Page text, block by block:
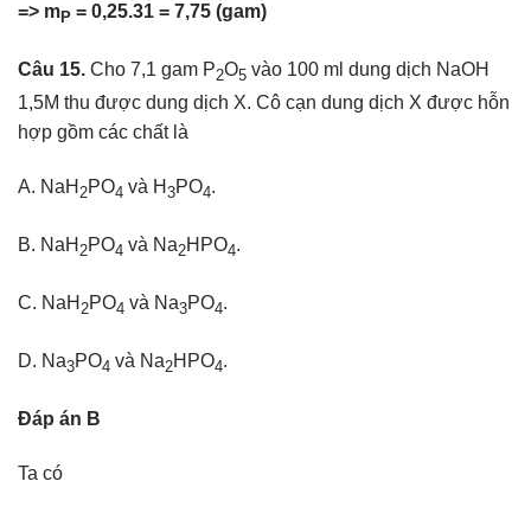
=> mP = 0,25.31 = 7,75 (gam)
Câu 15. Cho 7,1 gam P2O5 vào 100 ml dung dịch NaOH
1,5M thu được dung dịch X. Cô cạn dung dịch X được hỗn
hợp gồm các chất là
A. NaH 2PO4 và H 3PO4.
B. NaH 2PO4 và Na2HPO4.
C. NaH 2PO4 và Na3PO4.
D. Na3PO4 và Na2HPO4.
Đáp án B
Ta có